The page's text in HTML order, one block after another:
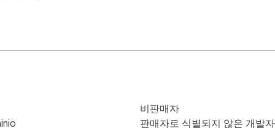
비판매자
판매자로 식별되지 않은 개발자